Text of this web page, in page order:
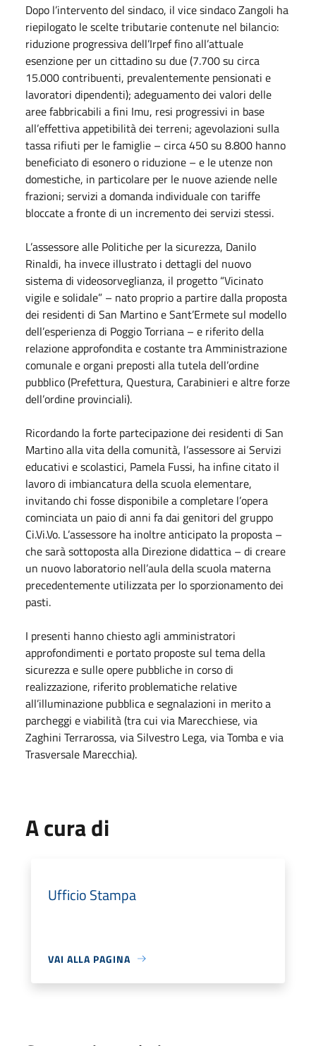
Dopo l’intervento del sindaco, il vice sindaco Zangoli ha
riepilogato le scelte tributarie contenute nel bilancio:
riduzione progressiva dell’Irpef fino all’attuale
esenzione per un cittadino su due (7.700 su circa
15.000 contribuenti, prevalentemente pensionati e
lavoratori dipendenti); adeguamento dei valori delle
aree fabbricabili a fini Imu, resi progressivi in base
all’effettiva appetibilità dei terreni; agevolazioni sulla
tassa rifiuti per le famiglie – circa 450 su 8.800 hanno
beneficiato di esonero o riduzione – e le utenze non
domestiche, in particolare per le nuove aziende nelle
frazioni; servizi a domanda individuale con tariffe
bloccate a fronte di un incremento dei servizi stessi.
L’assessore alle Politiche per la sicurezza, Danilo
Rinaldi, ha invece illustrato i dettagli del nuovo
sistema di videosorveglianza, il progetto “Vicinato
vigile e solidale” – nato proprio a partire dalla proposta
dei residenti di San Martino e Sant’Ermete sul modello
dell’esperienza di Poggio Torriana – e riferito della
relazione approfondita e costante tra Amministrazione
comunale e organi preposti alla tutela dell’ordine
pubblico (Prefettura, Questura, Carabinieri e altre forze
dell’ordine provinciali).
Ricordando la forte partecipazione dei residenti di San
Martino alla vita della comunità, l’assessore ai Servizi
educativi e scolastici, Pamela Fussi, ha infine citato il
lavoro di imbiancatura della scuola elementare,
invitando chi fosse disponibile a completare l’opera
cominciata un paio di anni fa dai genitori del gruppo
Ci.Vi.Vo. L’assessore ha inoltre anticipato la proposta –
che sarà sottoposta alla Direzione didattica – di creare
un nuovo laboratorio nell’aula della scuola materna
precedentemente utilizzata per lo sporzionamento dei
pasti.
I presenti hanno chiesto agli amministratori
approfondimenti e portato proposte sul tema della
sicurezza e sulle opere pubbliche in corso di
realizzazione, riferito problematiche relative
all’illuminazione pubblica e segnalazioni in merito a
parcheggi e viabilità (tra cui via Marecchiese, via
Zaghini Terrarossa, via Silvestro Lega, via Tomba e via
Trasversale Marecchia).
A cura di
Ufficio Stampa
VAI ALLA PAGINA